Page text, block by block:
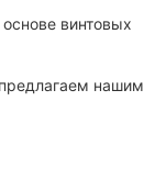
винтовых
нашим